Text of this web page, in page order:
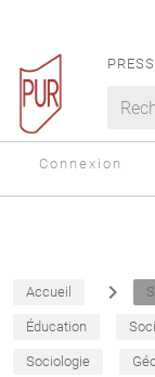
Connexion
Accueil navigate_next
Éducation
Sociologie